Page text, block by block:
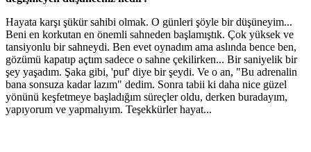
Hayata karşı şükür sahibi olmak. O günleri şöyle bir düşüneyim...
Beni en korkutan en önemli sahneden başlamıştık. Çok yüksek ve
tansiyonlu bir sahneydi. Ben evet oynadım ama aslında bence ben,
gözümü kapatıp açtım sadece o sahne çekilirken... Bir saniyelik bir
şey yaşadım. Şaka gibi, 'puf' diye bir şeydi. Ve o an, "Bu adrenalin
bana sonsuza kadar lazım" dedim. Sonra tabii ki daha nice güzel
yönünü keşfetmeye başladığım süreçler oldu, derken buradayım,
yapıyorum ve yapmalıyım. Teşekkürler hayat...